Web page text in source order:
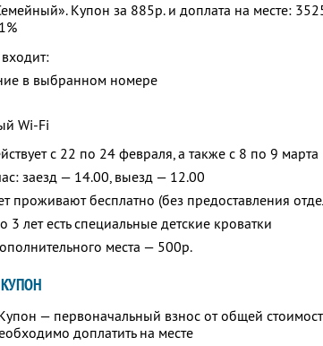
Купон за 885р. и доплата на месте:
в выбранном номере
Wi-Fi
с 22 по 24 февраля, а также с 8 по 9 марта
заезд — 14.00, выезд — 12.00
проживают бесплатно (без предоставления
3 лет есть специальные детские кроватки
места — 500р.
— первоначальный взнос от общей
доплатить на месте